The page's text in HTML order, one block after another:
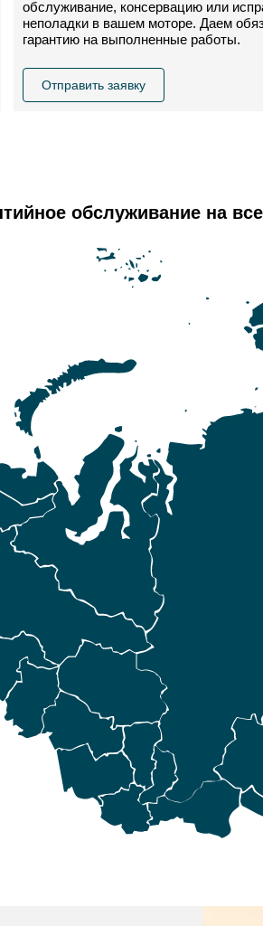
обслуживание, консервацию или
неполадки в вашем моторе. Даем
гарантию на выполненные работы.
Отправить заявку
обслуживание на